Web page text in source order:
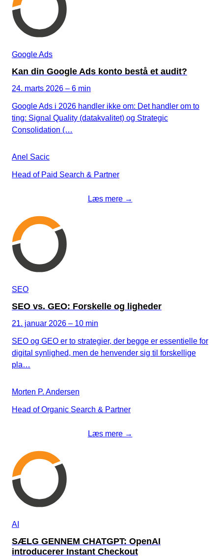
Google Ads
Kan din Google Ads konto bestå et audit?
24. marts 2026 – 6 min
Google Ads i 2026 handler ikke om: Det handler om to
ting: Signal Quality (datakvalitet) og Strategic
Consolidation (…
Anel Sacic
Head of Paid Search & Partner
Læs mere →
SEO
SEO vs. GEO: Forskelle og ligheder
21. januar 2026 – 10 min
SEO og GEO er to strategier, der begge er essentielle for
digital synlighed, men de henvender sig til forskellige
pla…
Morten P. Andersen
Head of Organic Search & Partner
Læs mere →
AI
SÆLG GENNEM CHATGPT: OpenAI
introducerer Instant Checkout